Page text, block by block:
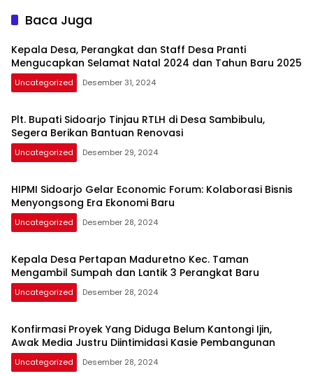
Baca Juga
Kepala Desa, Perangkat dan Staff Desa Pranti
Mengucapkan Selamat Natal 2024 dan Tahun Baru 2025
Uncategorized Desember 31, 2024
Plt. Bupati Sidoarjo Tinjau RTLH di Desa Sambibulu,
Segera Berikan Bantuan Renovasi
Uncategorized Desember 29, 2024
HIPMI Sidoarjo Gelar Economic Forum: Kolaborasi Bisnis
Menyongsong Era Ekonomi Baru
Uncategorized Desember 28, 2024
Kepala Desa Pertapan Maduretno Kec. Taman
Mengambil Sumpah dan Lantik 3 Perangkat Baru
Uncategorized Desember 28, 2024
Konfirmasi Proyek Yang Diduga Belum Kantongi Ijin,
Awak Media Justru Diintimidasi Kasie Pembangunan
Uncategorized Desember 28, 2024